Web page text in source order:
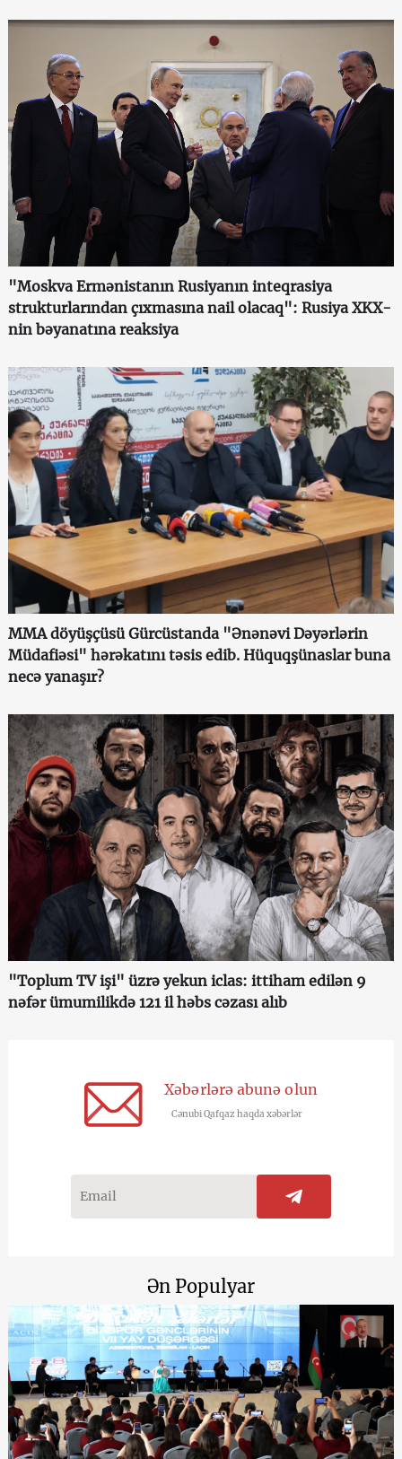
"Moskva Ermənistanın Rusiyanın inteqrasiya
strukturlarından çıxmasına nail olacaq": Rusiya XKX-
nin bəyanatına reaksiya
MMA döyüşçüsü Gürcüstanda "Ənənəvi Dəyərlərin
Müdafiəsi" hərəkatını təsis edib. Hüquqşünaslar buna
necə yanaşır?
"Toplum TV işi" üzrə yekun iclas: ittiham edilən 9
nəfər ümumilikdə 121 il həbs cəzası alıb
Xəbərlərə abunə olun
Cənubi Qafqaz haqda xəbərlər
Ən Populyar